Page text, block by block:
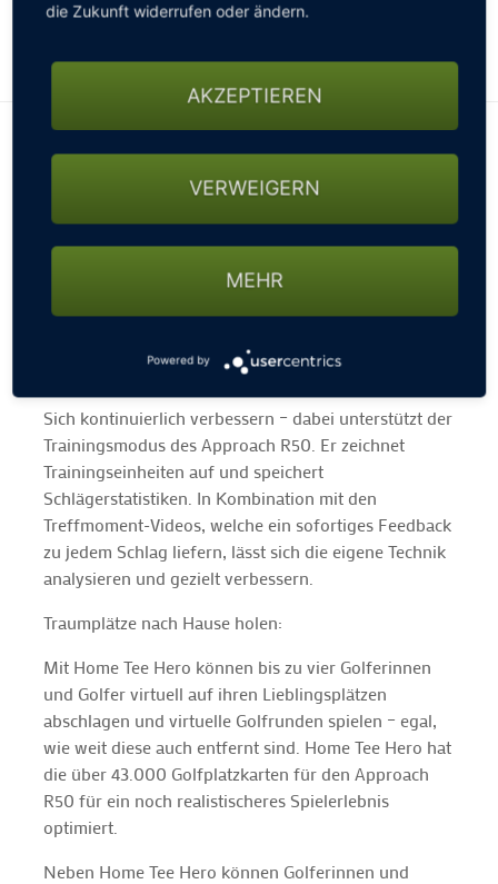
Ob in der Halle oder im Freien, der Approach R50
feilen. Mit hochmodernen Hochgeschwindigkeits-
Kameras werden Bewegungen des Balls erfasst, so
dass der Approach R50 alle Metriken des Ballflugs
Sich kontinuierlich verbessern – dabei unterstützt der
Trainingsmodus des Approach R50. Er zeichnet
Trainingseinheiten auf und speichert
Schlägerstatistiken. In Kombination mit den
Treffmoment-Videos, welche ein sofortiges Feedback
zu jedem Schlag liefern, lässt sich die eigene Technik
analysieren und gezielt verbessern.
Traumplätze nach Hause holen:
Mit Home Tee Hero können bis zu vier Golferinnen
und Golfer virtuell auf ihren Lieblingsplätzen
abschlagen und virtuelle Golfrunden spielen – egal,
wie weit diese auch entfernt sind. Home Tee Hero hat
die über 43.000 Golfplatzkarten für den Approach
R50 für ein noch realistischeres Spielerlebnis
optimiert.
Neben Home Tee Hero können Golferinnen und
die Zukunft widerrufen oder ändern.
AKZEPTIEREN
VERWEIGERN
MEHR
Powered by